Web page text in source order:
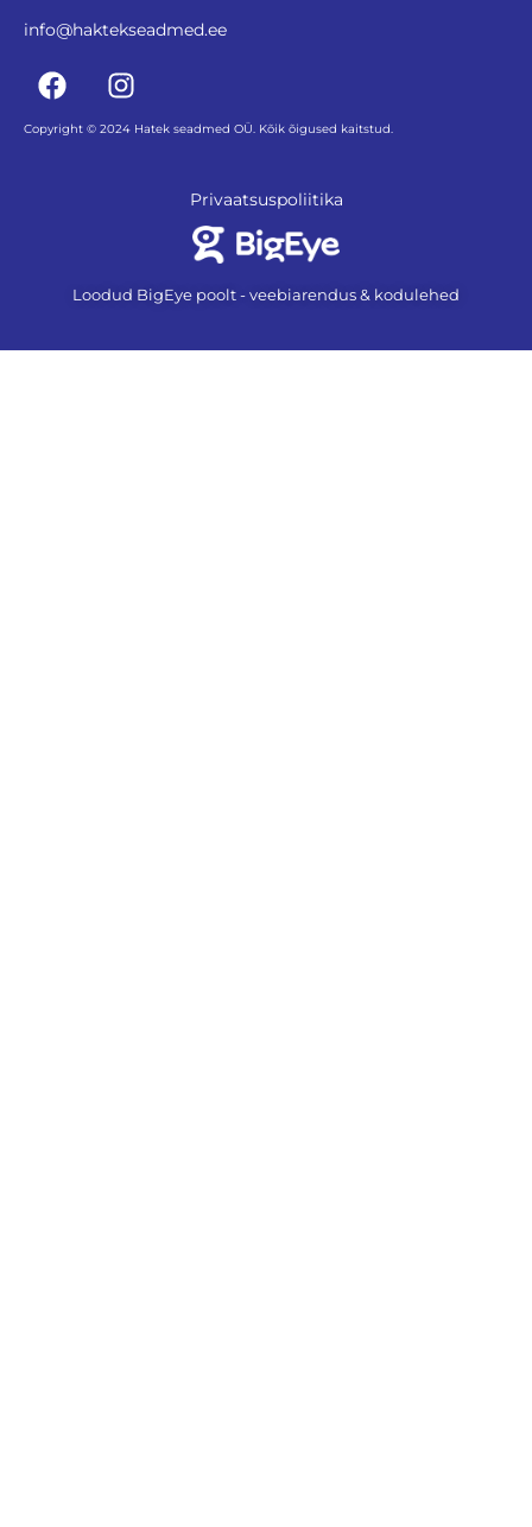
info@haktekseadmed.ee
Copyright © 2024 Hatek seadmed OÜ. Kõik õigused kaitstud.
Privaatsuspoliitika
Loodud BigEye poolt - veebiarendus & kodulehed